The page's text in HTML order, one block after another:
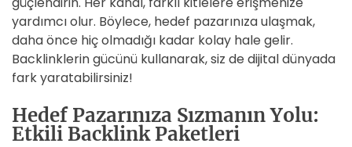
yardımcı olur. Böylece, hedef pazarınıza ulaşmak,
daha önce hiç olmadığı kadar kolay hale gelir.
Backlinklerin gücünü kullanarak, siz de dijital dünyada
fark yaratabilirsiniz!
Hedef Pazarınıza Sızmanın Yolu:
Etkili Backlink Paketleri